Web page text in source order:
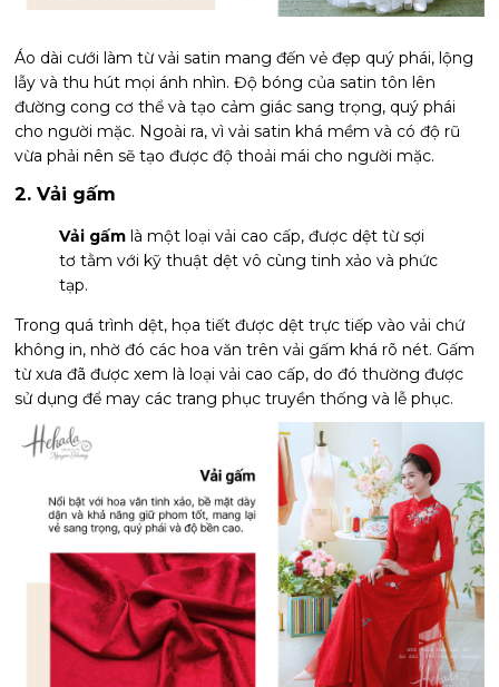
Áo dài cưới làm từ vải satin mang đến vẻ đẹp quý phái, lộng
lẫy và thu hút mọi ánh nhìn. Độ bóng của satin tôn lên
đường cong cơ thể và tạo cảm giác sang trọng, quý phái
cho người mặc. Ngoài ra, vì vải satin khá mềm và có độ rũ
vừa phải nên sẽ tạo được độ thoải mái cho người mặc.
2. Vải gấm
Vải gấm là một loại vải cao cấp, được dệt từ sợi
tơ tằm với kỹ thuật dệt vô cùng tinh xảo và phức
tạp.
Trong quá trình dệt, họa tiết được dệt trực tiếp vào vải chứ
không in, nhờ đó các hoa văn trên vải gấm khá rõ nét. Gấm
từ xưa đã được xem là loại vải cao cấp, do đó thường được
sử dụng để may các trang phục truyền thống và lễ phục.